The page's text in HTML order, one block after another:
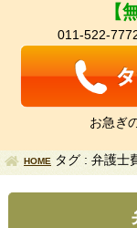
【
011-522-
お急ぎ
HOME タグ : 弁護士